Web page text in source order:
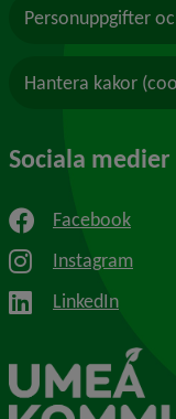
Personuppgifter
Hantera kakor
Sociala medier
Facebook
Instagram
LinkedIn